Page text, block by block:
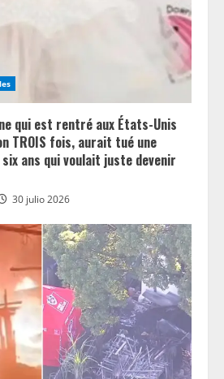
qui est rentré aux États-Unis
TROIS fois, aurait tué une
ans qui voulait juste devenir
30 julio 2026